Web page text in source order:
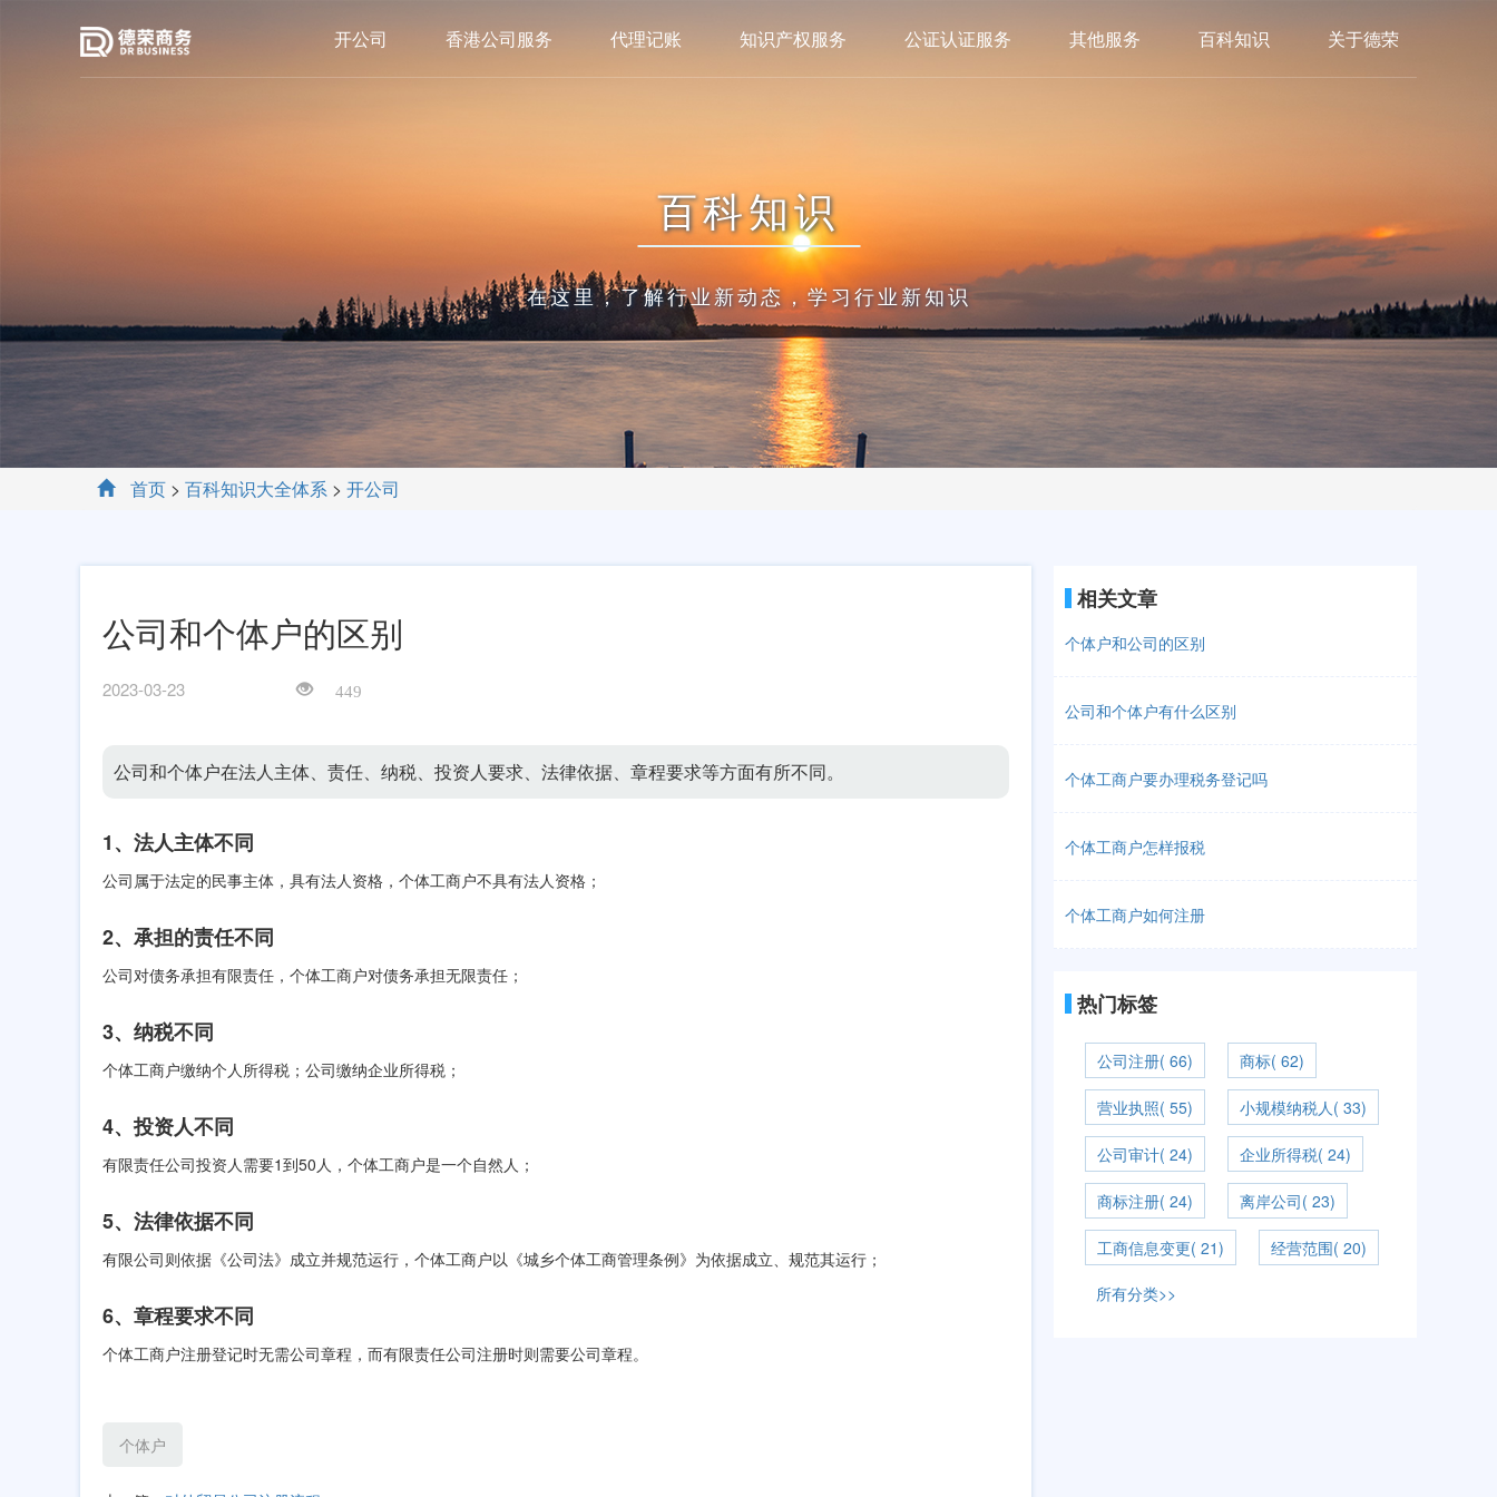
开公司 香港公司服务 代理记账 知识产权服务 公证认证服务 其他服务 百科知识 关于德荣
百科知识
在这里，了解行业新动态，学习行业新知识
首页 > 百科知识大全体系 > 开公司
公司和个体户的区别
2023-03-23 449
公司和个体户在法人主体、责任、纳税、投资人要求、法律依据、章程要求等方面有所不同。
1、法人主体不同
公司属于法定的民事主体，具有法人资格，个体工商户不具有法人资格；
2、承担的责任不同
公司对债务承担有限责任，个体工商户对债务承担无限责任；
3、纳税不同
个体工商户缴纳个人所得税；公司缴纳企业所得税；
4、投资人不同
有限责任公司投资人需要1到50人，个体工商户是一个自然人；
5、法律依据不同
有限公司则依据《公司法》成立并规范运行，个体工商户以《城乡个体工商管理条例》为依据成立、规范其运行；
6、章程要求不同
个体工商户注册登记时无需公司章程，而有限责任公司注册时则需要公司章程。
个体户
相关文章
个体户和公司的区别
公司和个体户有什么区别
个体工商户要办理税务登记吗
个体工商户怎样报税
个体工商户如何注册
热门标签
公司注册( 66) 商标( 62)
营业执照( 55) 小规模纳税人( 33)
公司审计( 24) 企业所得税( 24)
商标注册( 24) 离岸公司( 23)
工商信息变更( 21) 经营范围( 20)
所有分类>>